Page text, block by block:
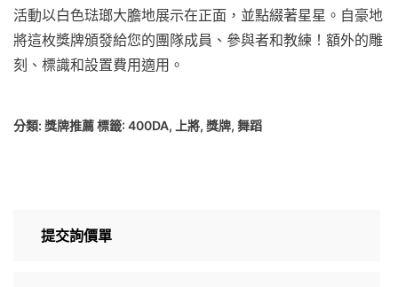
活動以白色琺瑯大膽地展示在正面，並點綴著星星。自豪地
將這枚獎牌頒發給您的團隊成員、參與者和教練！額外的雕
刻、標識和設置費用適用。
分類: 獎牌推薦標籤: 400DA, 上將, 獎牌, 舞蹈
提交詢價單